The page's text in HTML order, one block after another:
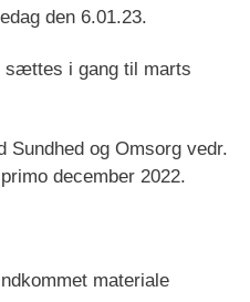
den 6.01.23.
i gang til marts
og Omsorg vedr.
december 2022.
materiale